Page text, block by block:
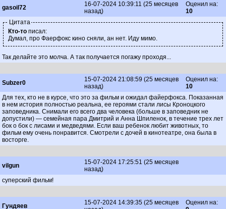
gasoil72
16-07-2024 10:39:11 (25 месяцев
назад)
Оценил на:
10
Цитата
Кто-то писал:
Думал, про Фаерфокс кино сняли, ан нет. Иду мимо.
Так делайте это молча. А так получается погажу проходя...
Subzer0
15-07-2024 21:08:59 (25 месяцев
назад)
Оценил на:
10
Для тех, кто не в курсе, что это за фильм и ожидал файерфокса. Показанная
в нем история полностью реальна, ее героями стали лисы Кроноцкого
заповедника. Снимали его всего два человека (больше в заповедник не
допустили) — семейная пара Дмитрий и Анна Шпиленок, в течение трех лет
бок о бок с лисами и медведями. Если ваш ребенок любит животных, то
фильм ему очень понравится. Смотрели с дочей в кинотеатре, она была в
восторге.
vilgun
15-07-2024 17:25:51 (25 месяцев
назад)
суперский фильм!
Гундяев
15-07-2024 14:39:35 (25 месяцев
Оценил на: